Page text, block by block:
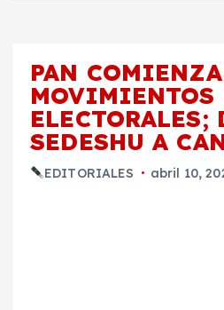
PAN
MOVIMIENTOS
ELECTORALES;
SEDESHU A
EDITORIALES abril 10,